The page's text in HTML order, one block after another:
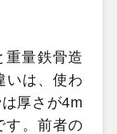
重量鉄骨造
いは、使わ
厚さが4m
す。前者の